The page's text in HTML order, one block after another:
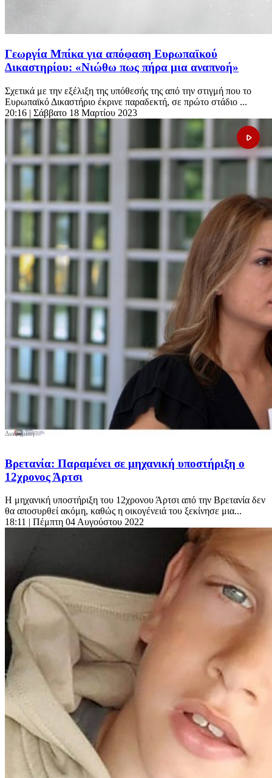
Γεωργία Μπίκα για απόφαση Ευρωπαϊκού
Δικαστηρίου: «Nιώθω πως πήρα μια αναπνοή»
Σχετικά με την εξέλιξη της υπόθεσής της από την στιγμή που το
Ευρωπαϊκό Δικαστήριο έκρινε παραδεκτή, σε πρώτο στάδιο ...
20:16 | Σάββατο 18 Μαρτίου 2023
Βρετανία: Παραμένει σε μηχανική υποστήριξη o
12χρονος Άρτσι
Η μηχανική υποστήριξη του 12χρονου Άρτσι από την Βρετανία δεν
θα αποσυρθεί ακόμη, καθώς η οικογένειά του ξεκίνησε μια...
18:11 | Πέμπτη 04 Αυγούστου 2022